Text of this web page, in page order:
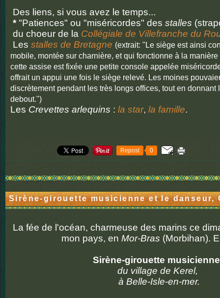
Des liens, si vous avez le temps...
*"Patiences" ou "miséricordes" des stalles
du choeur de la Collégiale de Villefranche du
Les stalles de Bretagne (extrait: "Le siège est ainsi
mobile, montée sur charnière, et qui fonctionne à la manière
cette assise est fixée une petite console appelée
offrait un appui une fois le siège relevé. Les moines
discrètement pendant les très longs offices, tout en donnant
debout.")
Les Crevettes arlequins : la star, la famille.
Repost 0
Sirène-girouette musicienne et le danseur,
La fée de l'océan, charmeuse des marins ce
mon pays, en Mor-Bras (Morbihan).
Sirène-girouette musicienne
du village de Kerel,
à Belle-Isle-en-mer.